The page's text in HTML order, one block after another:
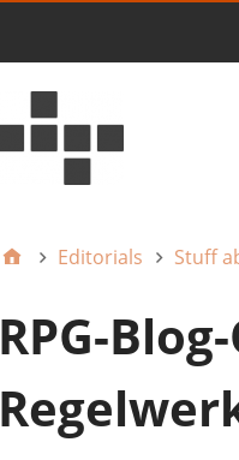
Editorials Stuff
RPG-